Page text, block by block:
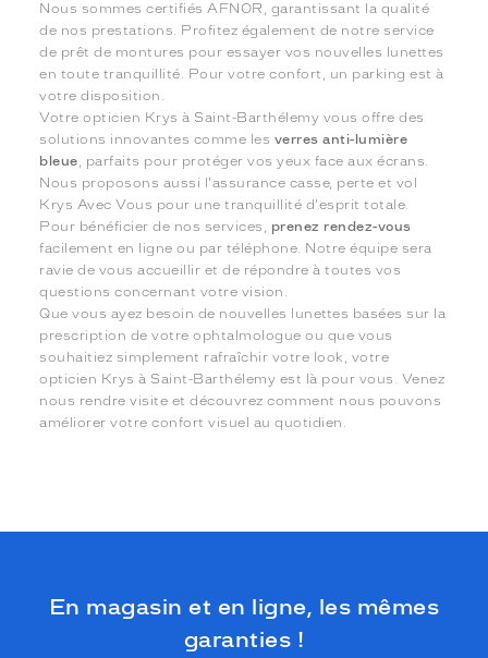
Nous sommes certifiés AFNOR, garantissant la qualité
de nos prestations. Profitez également de notre service
de prêt de montures pour essayer vos nouvelles lunettes
en toute tranquillité. Pour votre confort, un parking est à
votre disposition.
Votre opticien Krys à Saint-Barthélemy vous offre des
solutions innovantes comme les verres anti-lumière
bleue, parfaits pour protéger vos yeux face aux écrans.
Nous proposons aussi l'assurance casse, perte et vol
Krys Avec Vous pour une tranquillité d'esprit totale.
Pour bénéficier de nos services, prenez rendez-vous
facilement en ligne ou par téléphone. Notre équipe sera
ravie de vous accueillir et de répondre à toutes vos
questions concernant votre vision.
Que vous ayez besoin de nouvelles lunettes basées sur la
prescription de votre ophtalmologue ou que vous
souhaitiez simplement rafraîchir votre look, votre
opticien Krys à Saint-Barthélemy est là pour vous. Venez
nous rendre visite et découvrez comment nous pouvons
améliorer votre confort visuel au quotidien.
En magasin et en ligne, les mêmes
garanties !